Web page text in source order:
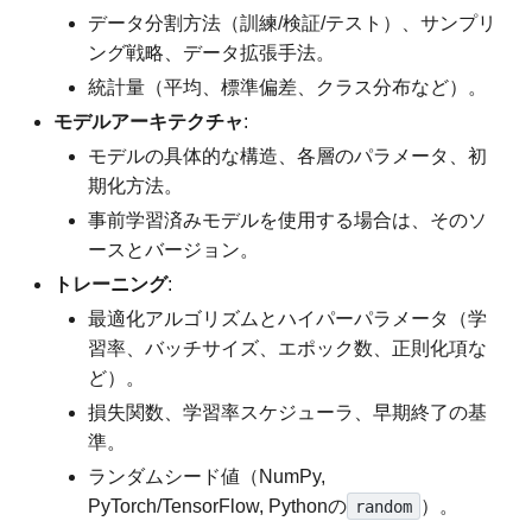
データ分割方法（訓練/検証/テスト）、サンプリ
ング戦略、データ拡張手法。
統計量（平均、標準偏差、クラス分布など）。
モデルアーキテクチャ:
モデルの具体的な構造、各層のパラメータ、初
期化方法。
事前学習済みモデルを使用する場合は、そのソ
ースとバージョン。
トレーニング:
最適化アルゴリズムとハイパーパラメータ（学
習率、バッチサイズ、エポック数、正則化項な
ど）。
損失関数、学習率スケジューラ、早期終了の基
準。
ランダムシード値（NumPy,
PyTorch/TensorFlow, Pythonの random ）。